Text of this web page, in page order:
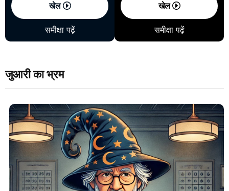
खेल
समीक्षा पढ़ें
खेल
समीक्षा पढ़ें
जुआरी का भ्रम